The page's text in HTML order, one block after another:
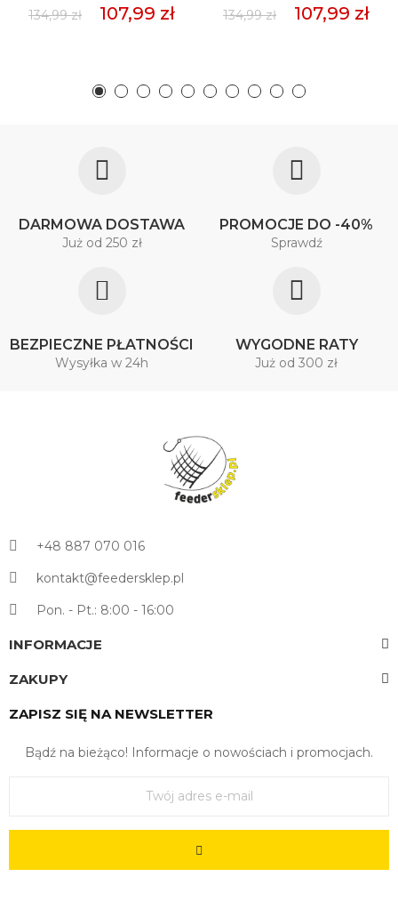
134,99 zł
107,99 zł
134,99 zł
107,99 zł
DARMOWA DOSTAWA
Już od 250 zł
PROMOCJE DO -40%
Sprawdź
BEZPIECZNE PŁATNOŚCI
Wysyłka w 24h
WYGODNE RATY
Już od 300 zł
+48 887 070 016
kontakt@feedersklep.pl
Pon. - Pt.: 8:00 - 16:00
INFORMACJE
ZAKUPY
ZAPISZ SIĘ NA NEWSLETTER
Bądź na bieżąco! Informacje o nowościach i promocjach.